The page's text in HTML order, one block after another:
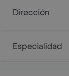
Dirección
Especialidad